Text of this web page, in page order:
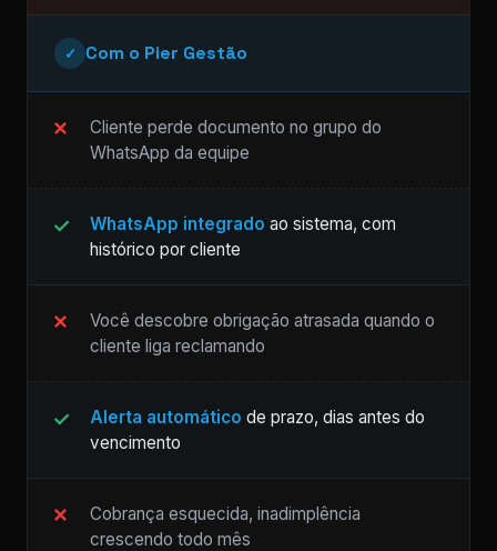
✓ Com o Pier Gestão
Cliente perde documento no grupo do
WhatsApp da equipe
WhatsApp integrado ao sistema, com
histórico por cliente
Você descobre obrigação atrasada quando o
cliente liga reclamando
Alerta automático de prazo, dias antes do
vencimento
Cobrança esquecida, inadimplência
crescendo todo mês